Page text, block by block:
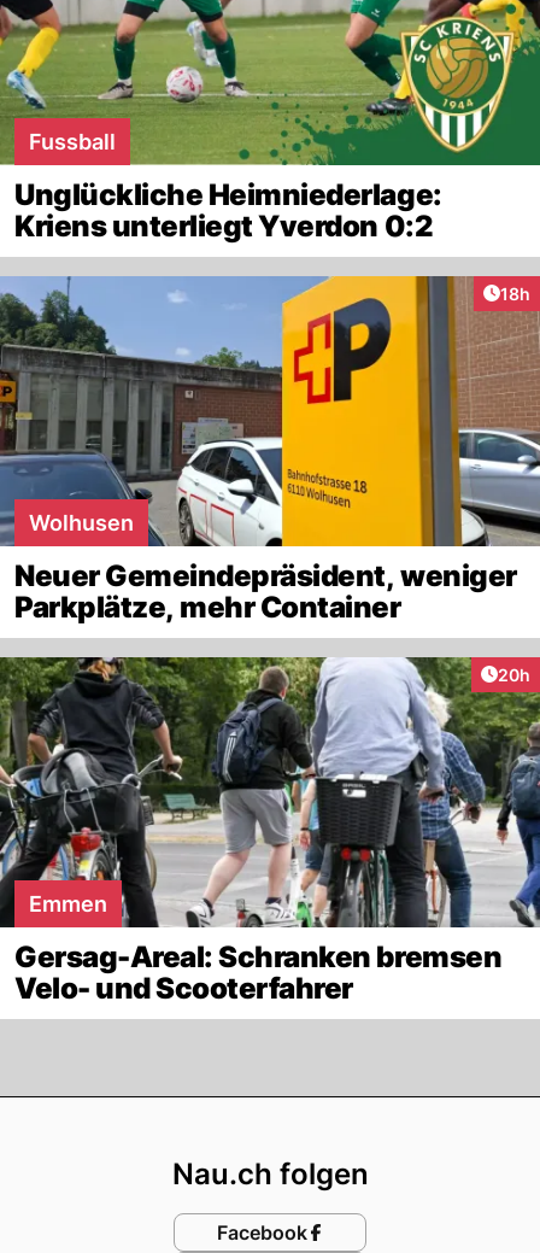
Fussball
Unglückliche Heimniederlage:
Kriens unterliegt Yverdon 0:2
18h
Wolhusen
Neuer Gemeindepräsident, weniger
Parkplätze, mehr Container
20h
Emmen
Gersag-Areal: Schranken bremsen
Velo- und Scooterfahrer
Nau.ch folgen
Facebook